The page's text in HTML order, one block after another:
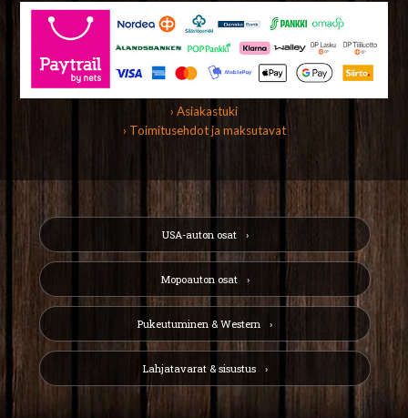
› Asiakastuki
› Toimitusehdot ja maksutavat
USA-auton osat
Mopoauton osat
Pukeutuminen & Western
Lahjatavarat & sisustus